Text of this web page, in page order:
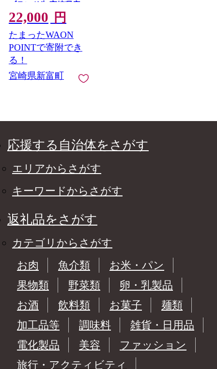
ブランド牛 宮崎県産
【B67】
22,000 円
たまったWAON
POINTで寄附でき
る！
宮崎県新富町
応援する自治体をさがす
エリアからさがす
キーワードからさがす
返礼品をさがす
カテゴリからさがす
お肉
魚介類
お米・パン
果物類
野菜類
卵・乳製品
お酒
飲料類 お菓子
麺類
加工品等
調味料
雑貨・日用品
電化製品
美容
ファッション
旅行・アクティビティ